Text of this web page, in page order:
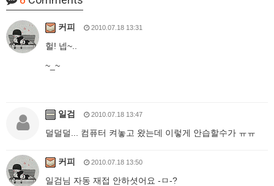
커피 2010.07.18 13:31
헐! 넵~..
~_~
일검 2010.07.18 13:47
덜덜덜... 컴퓨터 켜놓고 왔는데 이렇게 안습할수가 ㅠㅠ
커피 2010.07.18 13:50
일검님 자동 재접 안하셧어요 -ㅁ-?